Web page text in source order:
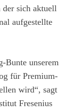
sich aktuell
aufgestellte
Bunte unserem
für Premium-
wird“, sagt
Fresenius